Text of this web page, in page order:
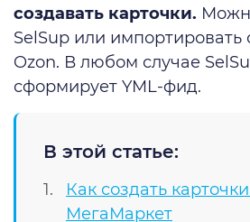
создавать карточки.
SelSup или
Ozon. В любом случае
сформирует YML-фид.
В этой статье:
Как создать
МегаМаркет